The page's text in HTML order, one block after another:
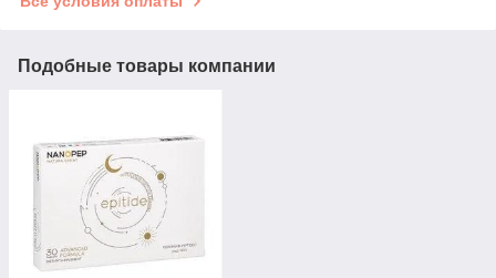
Подобные товары компании